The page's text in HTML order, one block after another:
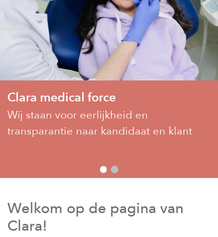
Clara medical force
Wij staan voor eerlijkheid en
transparantie naar kandidaat en klant
Clara medical force
Een succesvolle carriére in Nederland
Welkom op de pagina van
Clara!